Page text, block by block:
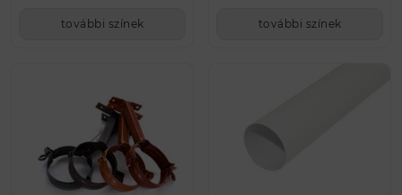
további színek további színek